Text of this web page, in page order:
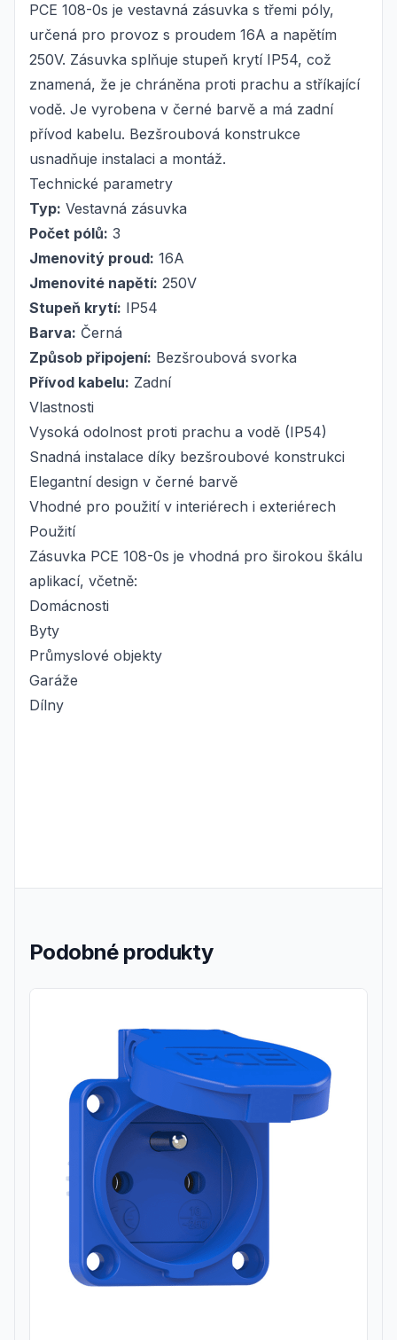
PCE 108-0s je vestavná zásuvka s třemi póly,
určená pro provoz s proudem 16A a napětím
250V. Zásuvka splňuje stupeň krytí IP54, což
znamená, že je chráněna proti prachu a stříkající
vodě. Je vyrobena v černé barvě a má zadní
přívod kabelu. Bezšroubová konstrukce
usnadňuje instalaci a montáž.
Technické parametry
Typ: Vestavná zásuvka
Počet pólů: 3
Jmenovitý proud: 16A
Jmenovité napětí: 250V
Stupeň krytí: IP54
Barva: Černá
Způsob připojení: Bezšroubová svorka
Přívod kabelu: Zadní
Vlastnosti
Vysoká odolnost proti prachu a vodě (IP54)
Snadná instalace díky bezšroubové konstrukci
Elegantní design v černé barvě
Vhodné pro použití v interiérech i exteriérech
Použití
Zásuvka PCE 108-0s je vhodná pro širokou škálu
aplikací, včetně:
Domácnosti
Byty
Průmyslové objekty
Garáže
Dílny
Podobné produkty